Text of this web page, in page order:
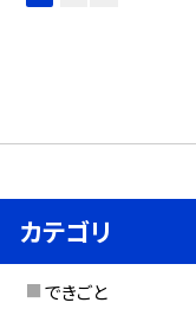
カテゴリ
できごと